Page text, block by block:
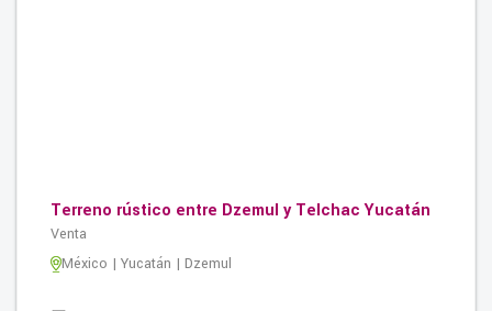
Terreno rústico entre Dzemul y Telchac Yucatán
Venta
México | Yucatán | Dzemul